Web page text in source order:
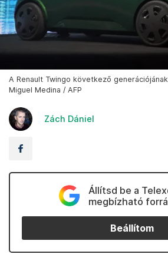
A Renault Twingo következő
Miguel Medina / AFP
Zách Dániel
Állítsd be a
megbízható
Beállítom